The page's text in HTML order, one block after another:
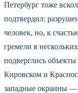
Петербург тоже
подтвердил:
человек, но, к
гремели в
подверглись
Кировском и
западные окраины —